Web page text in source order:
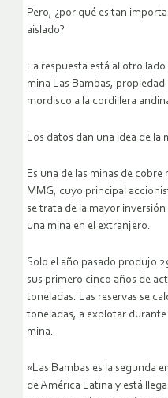
Pero, ¿por qué es tan
aislado?
La respuesta está al otro
mina Las Bambas,
mordisco a la cordillera
Los datos dan una idea de la
Es una de las minas de
MMG, cuyo principal
se trata de la mayor
una mina en el extranjero.
Solo el año pasado produjo
sus primero cinco años de
toneladas. Las reservas se
toneladas, a explotar
mina.
«Las Bambas es la segunda
de América Latina y está